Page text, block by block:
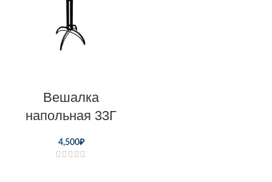
Вешалка
напольная 33Г
4,500₽